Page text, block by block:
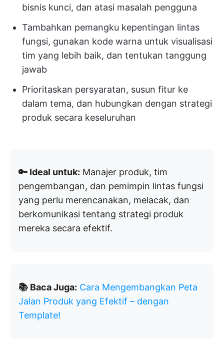
bisnis kunci, dan atasi masalah pengguna
Tambahkan pemangku kepentingan lintas
fungsi, gunakan kode warna untuk visualisasi
tim yang lebih baik, dan tentukan tanggung
jawab
Prioritaskan persyaratan, susun fitur ke
dalam tema, dan hubungkan dengan strategi
produk secara keseluruhan
🔑 Ideal untuk: Manajer produk, tim
pengembangan, dan pemimpin lintas fungsi
yang perlu merencanakan, melacak, dan
berkomunikasi tentang strategi produk
mereka secara efektif.
📚 Baca Juga: Cara Mengembangkan Peta
Jalan Produk yang Efektif – dengan
Template!